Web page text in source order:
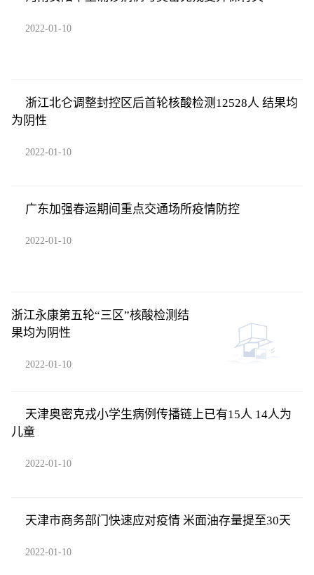
2022-01-10
浙江北仑调整封控区后首轮核酸检测12528人 结果均
为阴性
2022-01-10
广东加强春运期间重点交通场所疫情防控
2022-01-10
浙江永康第五轮“三区”核酸检测结
果均为阴性
2022-01-10
天津奥密克戎小学生病例传播链上已有15人 14人为
儿童
2022-01-10
天津市商务部门快速应对疫情 米面油存量提至30天
2022-01-10